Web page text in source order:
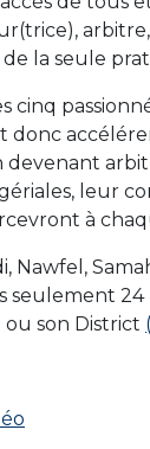
la seule
cinq
donc
devenant
leur
à
Nawfel,
seulement 24
son District